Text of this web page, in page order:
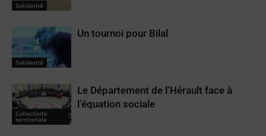
Solidarité
Solidarité
Un tournoi pour Bilal
Collectivité
territoriale
Le Département de l’Hérault face à
l’équation sociale